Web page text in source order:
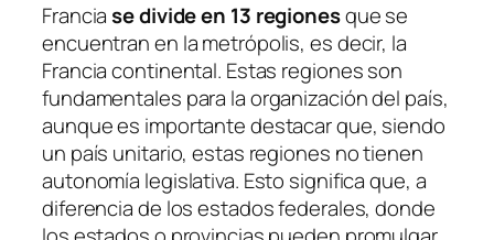
Franciase divide en 13 regionesque se
encuentran en la metrópolis, es decir, la
Francia continental. Estas regiones son
fundamentales para la organización del país,
aunque es importante destacar que, siendo
un país unitario, estas regiones no tienen
autonomía legislativa. Esto significa que, a
diferencia de los estados federales, donde